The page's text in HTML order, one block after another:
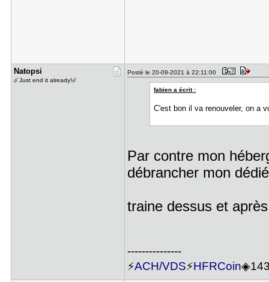
Natopsi
☄️Just end it already!☄️
Posté le 20-09-2021 à 22:11:00
fabien a écrit :
C'est bon il va renouveler, on a
Par contre mon
débrancher mon
traine dessus et
---------------
⚡ACH/VDS⚡HFRCoin